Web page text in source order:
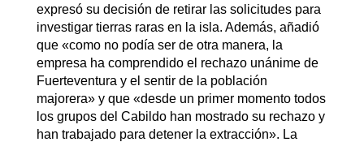
expresó su decisión de retirar las solicitudes para
investigar tierras raras en la isla. Además, añadió
que «como no podía ser de otra manera, la
empresa ha comprendido el rechazo unánime de
Fuerteventura y el sentir de la población
majorera» y que «desde un primer momento todos
los grupos del Cabildo han mostrado su rechazo y
han trabajado para detener la extracción». La